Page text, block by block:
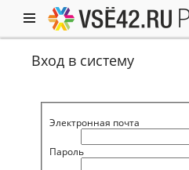
Вход в систему
Электронная почта
Пароль